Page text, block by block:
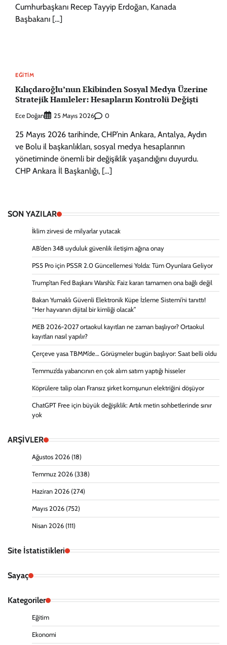
Cumhurbaşkanı Recep Tayyip Erdoğan, Kanada
Başbakanı […]
EĞITIM
Kılıçdaroğlu’nun Ekibinden Sosyal Medya Üzerine
Stratejik Hamleler: Hesapların Kontrolü Değişti
Ece Doğan 25 Mayıs 2026 0
25 Mayıs 2026 tarihinde, CHP’nin Ankara, Antalya, Aydın
ve Bolu il başkanlıkları, sosyal medya hesaplarının
yönetiminde önemli bir değişiklik yaşandığını duyurdu.
CHP Ankara İl Başkanlığı, […]
SON YAZILAR
İklim zirvesi de milyarlar yutacak
AB’den 348 uyduluk güvenlik iletişim ağına onay
PS5 Pro için PSSR 2.0 Güncellemesi Yolda: Tüm Oyunlara Geliyor
Trump’tan Fed Başkanı Warsh’a: Faiz kararı tamamen ona bağlı değil
Bakan Yumaklı Güvenli Elektronik Küpe İzleme Sistemi’ni tanıttı!
“Her hayvanın dijital bir kimliği olacak”
MEB 2026-2027 ortaokul kayıtları ne zaman başlıyor? Ortaokul
kayıtları nasıl yapılır?
Çerçeve yasa TBMM’de… Görüşmeler bugün başlıyor: Saat belli oldu
Temmuz’da yabancının en çok alım satım yaptığı hisseler
Köprülere talip olan Fransız şirket komşunun elektriğini döşüyor
ChatGPT Free için büyük değişiklik: Artık metin sohbetlerinde sınır
yok
ARŞİVLER
Ağustos 2026 (18)
Temmuz 2026 (338)
Haziran 2026 (274)
Mayıs 2026 (752)
Nisan 2026 (111)
Site İstatistikleri
Sayaç
Kategoriler
Eğitim
Ekonomi